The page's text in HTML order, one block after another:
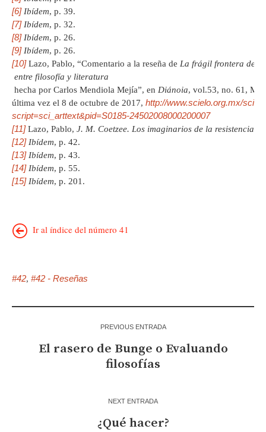
[6] Ibídem, p. 39.
[7] Ibídem, p. 32.
[8] Ibídem, p. 26.
[9] Ibídem, p. 26.
[10]Lazo, Pablo, “Comentario a la reseña de La frágil frontera de
entre filosofía y literatura
hecha por Carlos Mendiola Mejía”, en Diánoia, vol.53, no. 61,
última vez el 8 de octubre de 2017, http://www.scielo.org.mx/
script=sci_arttext&pid=S0185-24502008000200007
[11]Lazo, Pablo, J. M. Coetzee. Los imaginarios de la resistencia
[12] Ibídem, p. 42.
[13] Ibídem, p. 43.
[14] Ibídem, p. 55.
[15] Ibídem, p. 201.
Ir al índice del número 41
#42, #42 - Reseñas
PREVIOUS ENTRADA
El rasero de Bunge o Evaluando
filosofías
NEXT ENTRADA
¿Qué hacer?